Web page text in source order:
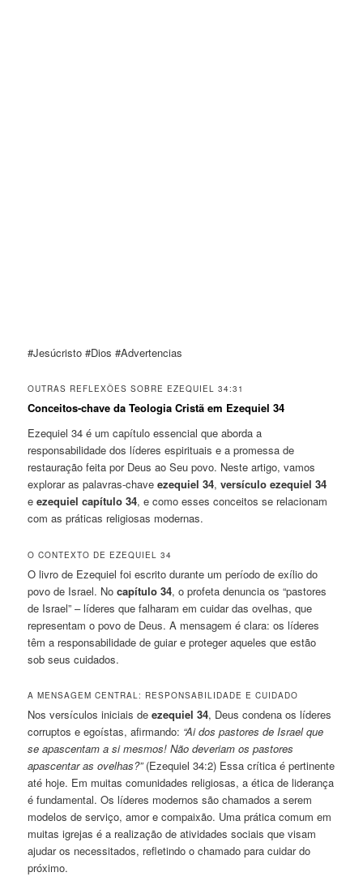
#Jesúcristo #Dios #Advertencias
OUTRAS REFLEXÕES SOBRE EZEQUIEL 34:31
Conceitos-chave da Teologia Cristã em Ezequiel 34
Ezequiel 34 é um capítulo essencial que aborda a
responsabilidade dos líderes espirituais e a promessa de
restauração feita por Deus ao Seu povo. Neste artigo, vamos
explorar as palavras-chaveezequiel 34,versículo ezequiel 34
eezequiel capítulo 34, e como esses conceitos se relacionam
com as práticas religiosas modernas.
O CONTEXTO DE EZEQUIEL 34
O livro de Ezequiel foi escrito durante um período de exílio do
povo de Israel. Nocapítulo 34, o profeta denuncia os “pastores
de Israel” – líderes que falharam em cuidar das ovelhas, que
representam o povo de Deus. A mensagem é clara: os líderes
têm a responsabilidade de guiar e proteger aqueles que estão
sob seus cuidados.
A MENSAGEM CENTRAL: RESPONSABILIDADE E CUIDADO
Nos versículos iniciais deezequiel 34, Deus condena os líderes
corruptos e egoístas, afirmando: “Ai dos pastores de Israel que
se apascentam a si mesmos! Não deveriam os pastores
apascentar as ovelhas?”(Ezequiel 34:2) Essa crítica é pertinente
até hoje. Em muitas comunidades religiosas, a ética de liderança
é fundamental. Os líderes modernos são chamados a serem
modelos de serviço, amor e compaixão. Uma prática comum em
muitas igrejas é a realização de atividades sociais que visam
ajudar os necessitados, refletindo o chamado para cuidar do
próximo.